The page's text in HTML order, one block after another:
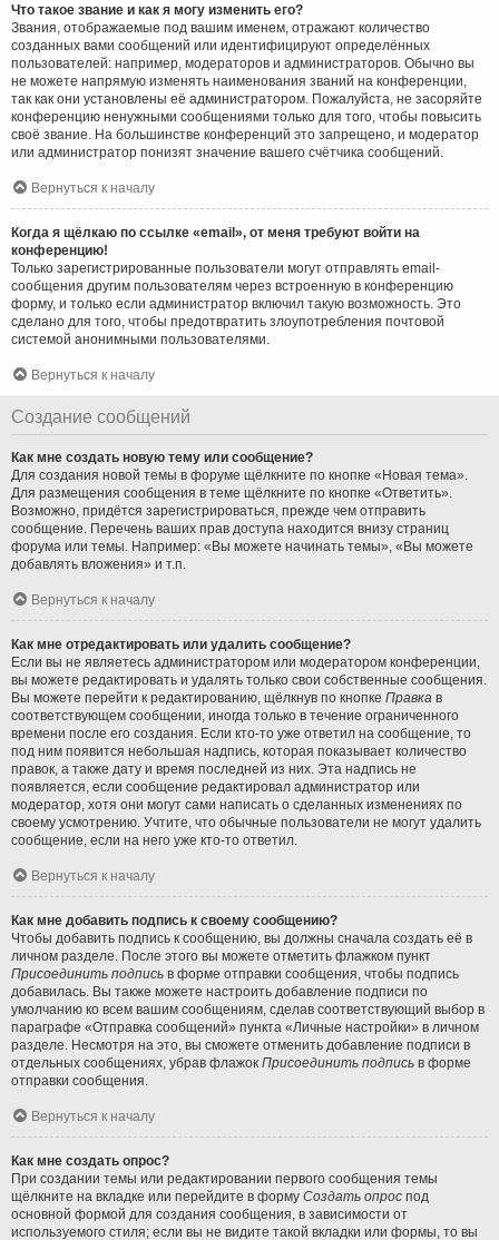
Что такое звание и как я могу изменить его?
Звания, отображаемые под вашим именем, отражают количество
созданных вами сообщений или идентифицируют определённых
пользователей: например, модераторов и администраторов. Обычно вы
не можете напрямую изменять наименования званий на конференции,
так как они установлены её администратором. Пожалуйста, не засоряйте
конференцию ненужными сообщениями только для того, чтобы повысить
своё звание. На большинстве конференций это запрещено, и модератор
или администратор понизят значение вашего счётчика сообщений.
Вернуться к началу
Когда я щёлкаю по ссылке «email», от меня требуют войти на
конференцию!
Только зарегистрированные пользователи могут отправлять email-
сообщения другим пользователям через встроенную в конференцию
форму, и только если администратор включил такую возможность. Это
сделано для того, чтобы предотвратить злоупотребления почтовой
системой анонимными пользователями.
Вернуться к началу
Создание сообщений
Как мне создать новую тему или сообщение?
Для создания новой темы в форуме щёлкните по кнопке «Новая тема».
Для размещения сообщения в теме щёлкните по кнопке «Ответить».
Возможно, придётся зарегистрироваться, прежде чем отправить
сообщение. Перечень ваших прав доступа находится внизу страниц
форума или темы. Например: «Вы можете начинать темы», «Вы можете
добавлять вложения» и т.п.
Вернуться к началу
Как мне отредактировать или удалить сообщение?
Если вы не являетесь администратором или модератором конференции,
вы можете редактировать и удалять только свои собственные сообщения.
Вы можете перейти к редактированию, щёлкнув по кнопке Правка в
соответствующем сообщении, иногда только в течение ограниченного
времени после его создания. Если кто-то уже ответил на сообщение, то
под ним появится небольшая надпись, которая показывает количество
правок, а также дату и время последней из них. Эта надпись не
появляется, если сообщение редактировал администратор или
модератор, хотя они могут сами написать о сделанных изменениях по
своему усмотрению. Учтите, что обычные пользователи не могут удалить
сообщение, если на него уже кто-то ответил.
Вернуться к началу
Как мне добавить подпись к своему сообщению?
Чтобы добавить подпись к сообщению, вы должны сначала создать её в
личном разделе. После этого вы можете отметить флажком пункт
Присоединить подпись в форме отправки сообщения, чтобы подпись
добавилась. Вы также можете настроить добавление подписи по
умолчанию ко всем вашим сообщениям, сделав соответствующий выбор в
параграфе «Отправка сообщений» пункта «Личные настройки» в личном
разделе. Несмотря на это, вы сможете отменить добавление подписи в
отдельных сообщениях, убрав флажок Присоединить подпись в форме
отправки сообщения.
Вернуться к началу
Как мне создать опрос?
При создании темы или редактировании первого сообщения темы
щёлкните на вкладке или перейдите в форму Создать опрос под
основной формой для создания сообщения, в зависимости от
используемого стиля; если вы не видите такой вкладки или формы, то вы